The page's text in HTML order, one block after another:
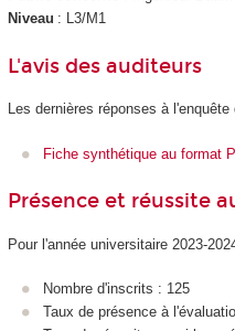
Niveau : L3/M1
L'avis des auditeurs
Les dernières réponses à
Fiche synthétique au format
Présence et réussite
Pour l'année universitaire 2023-
Nombre d'inscrits : 125
Taux de présence à